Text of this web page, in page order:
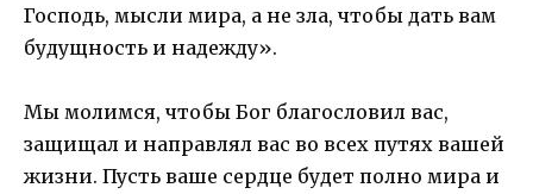
Господь, мысли мира, а не зла, чтобы дать вам
будущность и надежду».
Мы молимся, чтобы Бог благословил вас,
защищал и направлял вас во всех путях вашей
жизни. Пусть ваше сердце будет полно мира и